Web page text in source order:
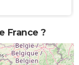
France ?